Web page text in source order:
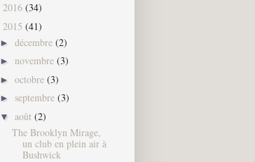
2016 (34)
2015 (41)
► décembre (2)
► novembre (3)
► octobre (3)
► septembre (3)
▼ août (2)
The Brooklyn Mirage,
un club en plein air à
Bushwick